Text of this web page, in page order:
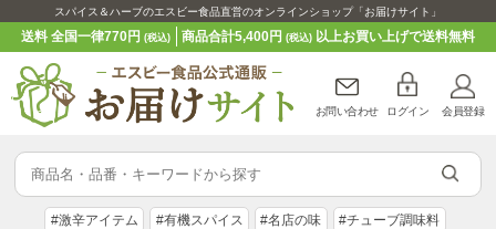
スパイス＆ハーブのエスビー食品直営のオンラインショップ「お届けサイト」
送料 全国一律770円(税込) 商品合計5,400円 (税込)以上お買い上げで送料無料
お問い合わせ ログイン 会員登録
#激辛アイテム #有機スパイス #名店の味 #チューブ調味料